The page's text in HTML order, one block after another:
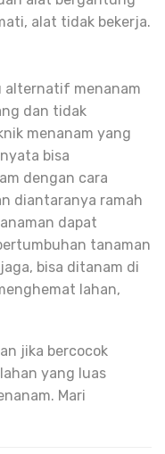
alat tidak bekerja.
alternatif menanam
dan tidak
menanam yang
bisa
dengan cara
diantaranya ramah
dapat
tanaman
bisa ditanam di
lahan,
jika bercocok
yang luas
Mari